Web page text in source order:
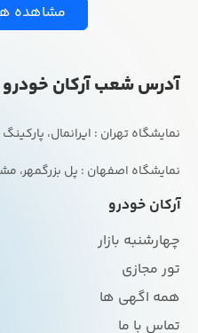
مشاهده
آدرس شعب آرکان خودرو
نمایشگاه اصفهان : پل بزرگمهر،
آرکان خودرو
چهارشنبه بازار
تور مجازی
همه اگهی ها
تماس با ما